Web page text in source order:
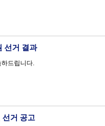
선거 결과
드립니다.
선거 공고